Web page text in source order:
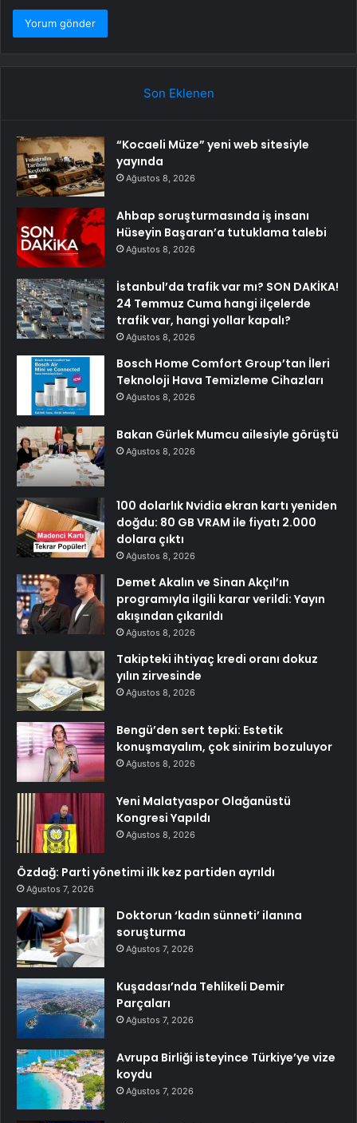
Son Eklenen
“Kocaeli Müze” yeni web sitesiyle
yayında
Ağustos 8, 2026
Ahbap soruşturmasında iş insanı
Hüseyin Başaran’a tutuklama talebi
Ağustos 8, 2026
İstanbul’da trafik var mı? SON DAKİKA!
24 Temmuz Cuma hangi ilçelerde
trafik var, hangi yollar kapalı?
Ağustos 8, 2026
Bosch Home Comfort Group’tan İleri
Teknoloji Hava Temizleme Cihazları
Ağustos 8, 2026
Bakan Gürlek Mumcu ailesiyle görüştü
Ağustos 8, 2026
100 dolarlık Nvidia ekran kartı yeniden
doğdu: 80 GB VRAM ile fiyatı 2.000
dolara çıktı
Ağustos 8, 2026
Demet Akalın ve Sinan Akçıl’ın
programıyla ilgili karar verildi: Yayın
akışından çıkarıldı
Ağustos 8, 2026
Takipteki ihtiyaç kredi oranı dokuz
yılın zirvesinde
Ağustos 8, 2026
Bengü’den sert tepki: Estetik
konuşmayalım, çok sinirim bozuluyor
Ağustos 8, 2026
Yeni Malatyaspor Olağanüstü
Kongresi Yapıldı
Ağustos 8, 2026
Özdağ: Parti yönetimi ilk kez partiden ayrıldı
Ağustos 7, 2026
Doktorun ‘kadın sünneti’ ilanına
soruşturma
Ağustos 7, 2026
Kuşadası’nda Tehlikeli Demir
Parçaları
Ağustos 7, 2026
Avrupa Birliği isteyince Türkiye’ye vize
koydu
Ağustos 7, 2026